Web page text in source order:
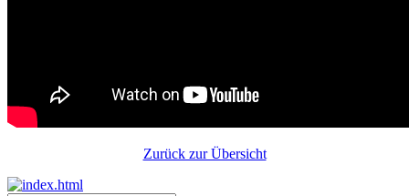
Zurück zur Übersicht